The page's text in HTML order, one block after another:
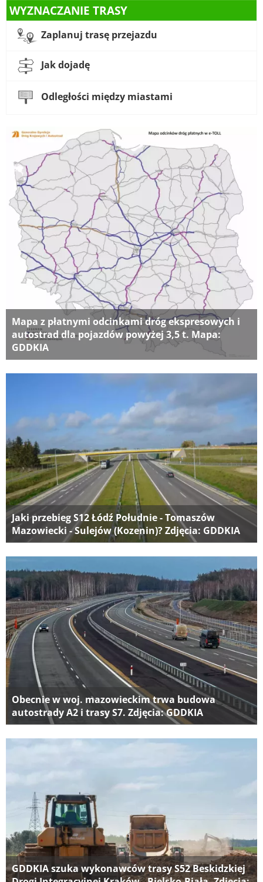
WYZNACZANIE TRASY
Zaplanuj trasę przejazdu
Jak dojadę
Odległości między miastami
Mapa z płatnymi odcinkami dróg ekspresowych i
autostrad dla pojazdów powyżej 3,5 t. Mapa:
GDDKIA
Jaki przebieg S12 Łódź Południe - Tomaszów
Mazowiecki - Sulejów (Kozenin)? Zdjęcia: GDDKIA
Obecnie w woj. mazowieckim trwa budowa
autostrady A2 i trasy S7. Zdjęcia: GDDKIA
GDDKIA szuka wykonawców trasy S52 Beskidzkiej